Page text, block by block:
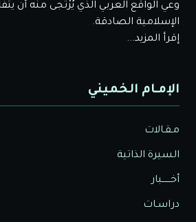
وعي الواقع العربي الذي يُرْتَجى منه أن
الإسلامية الصادقة.
إقرأ المزيد...
الإمـام الخميني
مـقـالات
السيرة الذاتية
أخــــــبار
دراسـات